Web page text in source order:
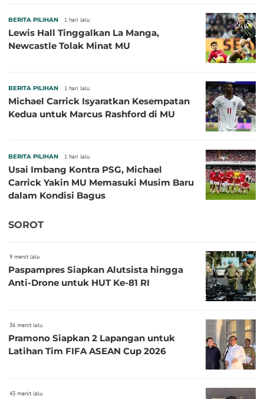
BERITA PILIHAN 1 hari lalu
Lewis Hall Tinggalkan La Manga,
Newcastle Tolak Minat MU
BERITA PILIHAN 1 hari lalu
Michael Carrick Isyaratkan Kesempatan
Kedua untuk Marcus Rashford di MU
BERITA PILIHAN 1 hari lalu
Usai Imbang Kontra PSG, Michael
Carrick Yakin MU Memasuki Musim Baru
dalam Kondisi Bagus
SOROT
9 menit lalu
Paspampres Siapkan Alutsista hingga
Anti-Drone untuk HUT Ke-81 RI
36 menit lalu
Pramono Siapkan 2 Lapangan untuk
Latihan Tim FIFA ASEAN Cup 2026
43 menit lalu